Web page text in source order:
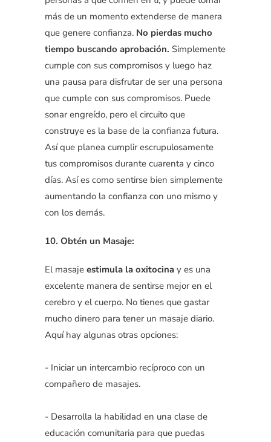
más de un momento extenderse de manera
que genere confianza. No pierdas mucho
tiempo buscando aprobación. Simplemente
cumple con sus compromisos y luego haz
una pausa para disfrutar de ser una persona
que cumple con sus compromisos. Puede
sonar engreído, pero el circuito que
construye es la base de la confianza futura.
Así que planea cumplir escrupulosamente
tus compromisos durante cuarenta y cinco
días. Así es como sentirse bien simplemente
aumentando la confianza con uno mismo y
con los demás.
10. Obtén un Masaje:
El masaje estimula la oxitocina y es una
excelente manera de sentirse mejor en el
cerebro y el cuerpo. No tienes que gastar
mucho dinero para tener un masaje diario.
Aquí hay algunas otras opciones:
- Iniciar un intercambio recíproco con un
compañero de masajes.
- Desarrolla la habilidad en una clase de
educación comunitaria para que puedas